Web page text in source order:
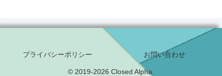
プライバシーポリシー お問い合わせ
© 2019-2026 Closed Alpha.